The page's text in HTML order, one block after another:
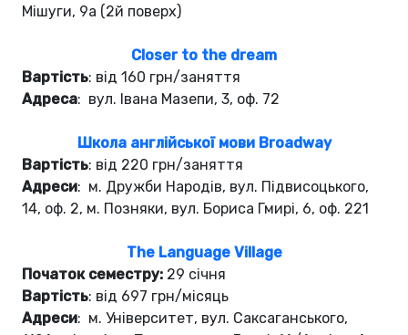
Мішуги, 9a (2й поверх)
Closer to the dream
Вартість: від 160 грн/заняття
Адреса: вул. Івана Мазепи, 3, оф. 72
Школа англійської мови Broadway
Вартість: від 220 грн/заняття
Адреси: м. Дружби Народів, вул. Підвисоцького,
14, оф. 2, м. Позняки, вул. Бориса Гмирі, 6, оф. 221
The Language Village
Початок семестру: 29 січня
Вартість: від 697 грн/місяць
Адреси: м. Університет, вул. Саксаганського,